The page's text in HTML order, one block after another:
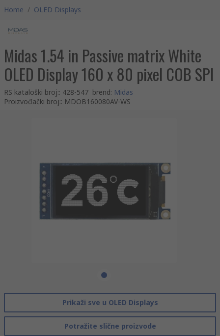
Home / OLED Displays
Midas 1.54 in Passive matrix White
OLED Display 160 x 80 pixel COB SPI
RS kataloški broj:: 428-547 brend: Midas
Proizvođački broj:: MDOB160080AV-WS
Prikaži sve u OLED Displays
Potražite slične proizvode